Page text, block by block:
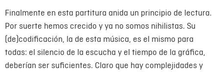
Finalmente en esta partitura anida un principio de lectura.
Por suerte hemos crecido y ya no somos nihilistas. Su
(de)codificación, la de esta música, es el mismo para
todas: el silencio de la escucha y el tiempo de la gráfica,
deberían ser suficientes. Claro que hay complejidades y